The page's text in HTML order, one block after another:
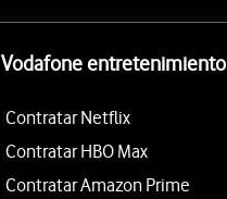
Vodafone entretenimiento
Contratar Netflix
Contratar HBO Max
Contratar Amazon Prime